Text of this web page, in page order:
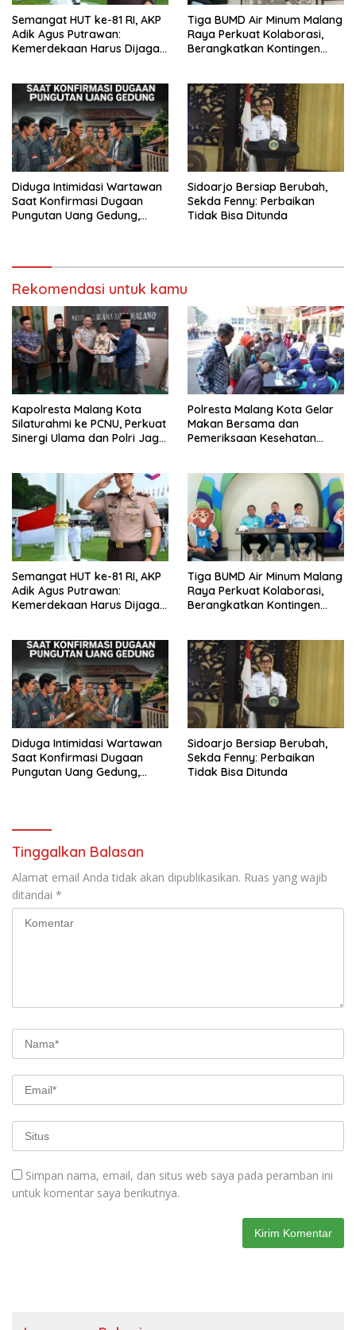
Semangat HUT ke-81 RI, AKP
Adik Agus Putrawan:
Kemerdekaan Harus Dijaga
Tiga BUMD Air Minum Malang
Raya Perkuat Kolaborasi,
Berangkatkan Kontingen
Diduga Intimidasi Wartawan
Saat Konfirmasi Dugaan
Pungutan Uang Gedung,
Sidoarjo Bersiap Berubah,
Sekda Fenny: Perbaikan
Tidak Bisa Ditunda
Rekomendasi untuk kamu
Kapolresta Malang Kota
Silaturahmi ke PCNU, Perkuat
Sinergi Ulama dan Polri Jaga
Polresta Malang Kota Gelar
Makan Bersama dan
Pemeriksaan Kesehatan
Semangat HUT ke-81 RI, AKP
Adik Agus Putrawan:
Kemerdekaan Harus Dijaga
Tiga BUMD Air Minum Malang
Raya Perkuat Kolaborasi,
Berangkatkan Kontingen
Diduga Intimidasi Wartawan
Saat Konfirmasi Dugaan
Pungutan Uang Gedung,
Sidoarjo Bersiap Berubah,
Sekda Fenny: Perbaikan
Tidak Bisa Ditunda
Tinggalkan Balasan
Alamat email Anda tidak akan dipublikasikan. Ruas yang wajib
ditandai *
Simpan nama, email, dan situs web saya pada peramban ini
untuk komentar saya berikutnya.